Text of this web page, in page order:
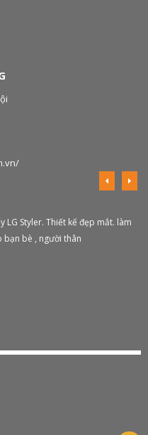
LG Styler. Thiết kế đẹp mắt. làm
bạn bè , người thân